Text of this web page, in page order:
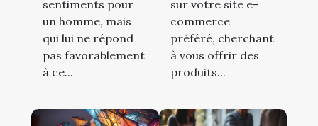
sentiments pour
un homme, mais
qui lui ne répond
pas favorablement
à ce...
sur votre site e-
commerce
préféré, cherchant
à vous offrir des
produits...